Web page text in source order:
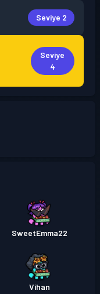
Seviye 2
Seviye
4
SweetEmma22
Vihan